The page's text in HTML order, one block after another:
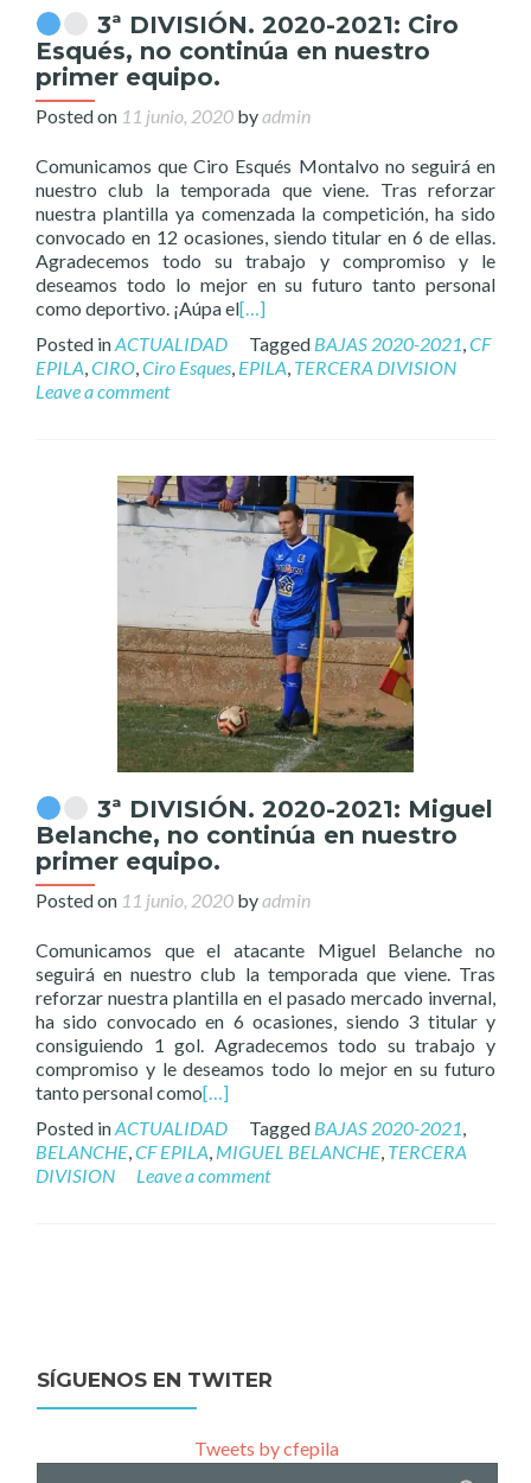
3ª DIVISIÓN. 2020-2021: Ciro
Esqués, no continúa en nuestro
primer equipo.
Posted on 11 junio, 2020 byadmin
Comunicamos que Ciro Esqués Montalvo no seguirá en
nuestro club la temporada que viene. Tras reforzar
nuestra plantilla ya comenzada la competición, ha sido
convocado en 12 ocasiones, siendo titular en 6 de ellas.
Agradecemos todo su trabajo y compromiso y le
deseamos todo lo mejor en su futuro tanto personal
como deportivo. ¡Aúpa el[…]
Posted inACTUALIDAD Tagged BAJAS 2020-2021,CF
EPILA,CIRO,Ciro Esques, EPILA, TERCERA DIVISION
Leave a comment
3ª DIVISIÓN. 2020-2021: Miguel
Belanche, no continúa en nuestro
primer equipo.
Posted on 11 junio, 2020 byadmin
Comunicamos que el atacante Miguel Belanche no
seguirá en nuestro club la temporada que viene. Tras
reforzar nuestra plantilla en el pasado mercado invernal,
ha sido convocado en 6 ocasiones, siendo 3 titular y
consiguiendo 1 gol. Agradecemos todo su trabajo y
compromiso y le deseamos todo lo mejor en su futuro
tanto personal como[…]
Posted inACTUALIDAD Tagged BAJAS 2020-2021,
BELANCHE,CF EPILA, MIGUEL BELANCHE, TERCERA
DIVISION
Leave a comment
SÍGUENOS EN TWITER
Tweets by cfepila